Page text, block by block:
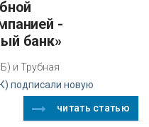
-
банк»
и Трубная
подписали новую
читать статью